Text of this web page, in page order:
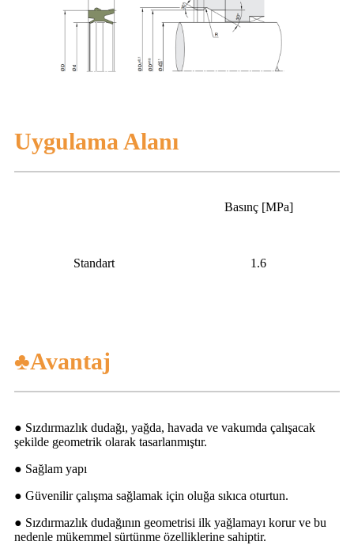
Uygulama Alanı
Basınç [MPa]
Standart 1.6
♣Avantaj
● Sızdırmazlık dudağı, yağda, havada ve vakumda çalışacak
şekilde geometrik olarak tasarlanmıştır.
● Sağlam yapı
● Güvenilir çalışma sağlamak için oluğa sıkıca oturtun.
● Sızdırmazlık dudağının geometrisi ilk yağlamayı korur ve bu
nedenle mükemmel sürtünme özelliklerine sahiptir.